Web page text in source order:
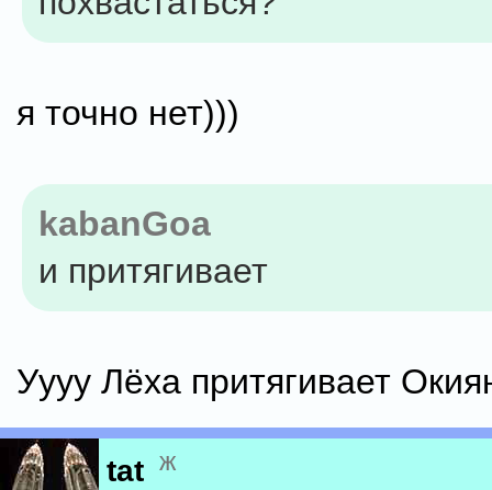
я точно нет)))
kabanGoa
и притягивает
Уууу Лёха притягивает
tat ж